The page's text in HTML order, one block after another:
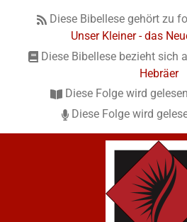
Diese Bibellese gehört zu
Unser Kleiner - das
Diese Bibellese bezieht sich
Hebräer
Diese Folge wird
Diese Folge wird